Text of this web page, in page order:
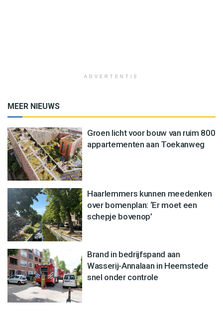
ADVERTENTIE
MEER NIEUWS
Groen licht voor bouw van ruim 800
appartementen aan Toekanweg
Haarlemmers kunnen meedenken
over bomenplan: ‘Er moet een
schepje bovenop’
Brand in bedrijfspand aan
Wasserij-Annalaan in Heemstede
snel onder controle